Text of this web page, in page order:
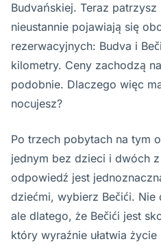
Budvańskiej. Teraz
nieustannie pojawiają się
rezerwacyjnych: Budva i
kilometry. Ceny zachodzą
podobnie. Dlaczego więc
nocujesz?
Po trzech pobytach na tym
jednym bez dzieci i dwóch
odpowiedź jest
dziećmi, wybierz Bečići. Nie
ale dlatego, że Bečići jest
który wyraźnie ułatwia życie